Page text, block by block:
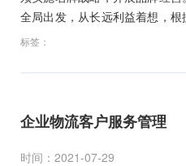
全局出发，从长远利益着想，根
规律…
标签：
企业物流客户服务管理
时间：2021-07-29